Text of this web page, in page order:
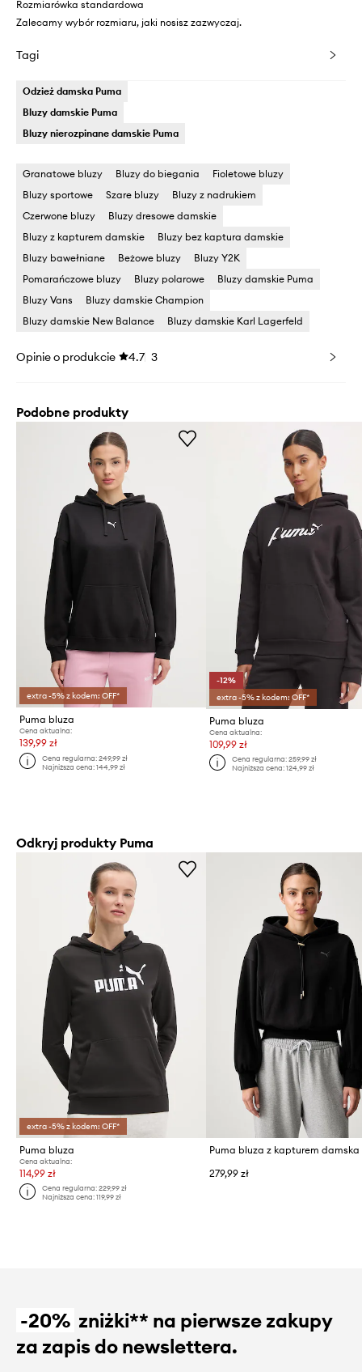
Rozmiarówka standardowa
Zalecamy wybór rozmiaru, jaki nosisz zazwyczaj.
Tagi
Odzież damska Puma
Bluzy damskie Puma
Bluzy nierozpinane damskie Puma
Granatowe bluzy Bluzy do biegania
Fioletowe bluzy
Bluzy sportowe
Szare bluzy
Bluzy z nadrukiem
Czerwone bluzy
Bluzy dresowe damskie
Bluzy z kapturem damskie
Bluzy bez kaptura damskie
Bluzy bawełniane
Beżowe bluzy
Bluzy Y2K
Pomarańczowe bluzy
Bluzy polarowe
Bluzy damskie Puma
Bluzy Vans
Bluzy damskie Champion
Bluzy damskie New Balance
Bluzy damskie Karl Lagerfeld
Opinie o produkcie 4.7 3
Podobne produkty
extra -5% z kodem: OFF*
Puma bluza
Cena aktualna:
139,99 zł
Cena regularna:249,99 zł
Najniższa cena:144,99 zł
-12%
extra -5% z kodem: OFF*
Puma bluza
Cena aktualna:
109,99 zł
Cena regularna: 259,99 zł
Najniższa cena: 124,99 zł
Odkryj produkty Puma
extra -5% z kodem: OFF*
Puma bluza
Cena aktualna:
114,99 zł
Cena regularna:229,99 zł
Najniższa cena:119,99 zł
279,99 zł
-20% zniżki** na pierwsze zakupy
za zapis do newslettera.